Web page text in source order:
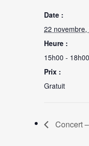
Date :
22 novembre,
Heure :
15h00 - 18h00
Prix :
Gratuit
Concert